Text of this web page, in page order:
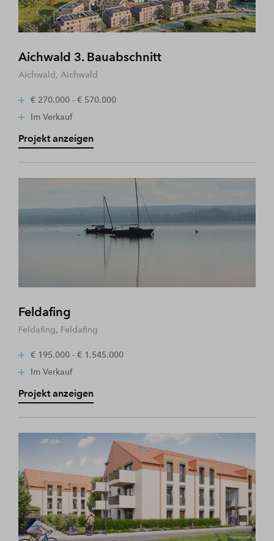
Aichwald 3. Bauabschnitt
Aichwald, Aichwald
€ 270.000 - € 570.000
Im Verkauf
Projekt anzeigen
Feldafing
Feldafing, Feldafing
€ 195.000 - € 1.545.000
Im Verkauf
Projekt anzeigen